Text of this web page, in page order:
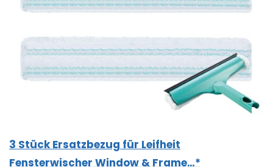
3 Stück Ersatzbezug für Leifheit
Fensterwischer Window & Frame…*